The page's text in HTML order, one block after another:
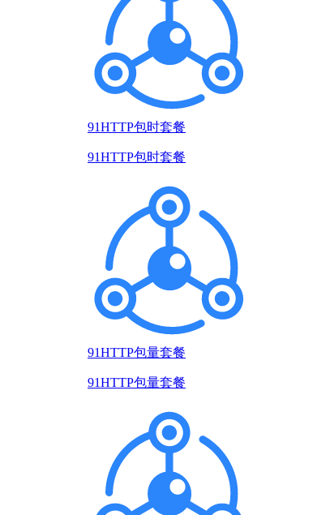
91HTTP包时套餐
91HTTP包时套餐
91HTTP包量套餐
91HTTP包量套餐